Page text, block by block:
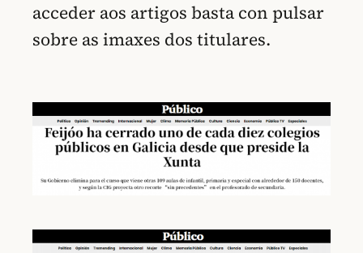
acceder aos artigos basta con pulsar
sobre as imaxes dos titulares.